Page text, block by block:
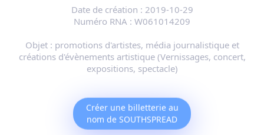
Date de création : 2019-10-29
Numéro RNA : W061014209
Objet : promotions d'artistes, média journalistique et
créations d'évènements artistique (Vernissages, concert,
expositions, spectacle)
Créer une billetterie au
nom de SOUTHSPREAD